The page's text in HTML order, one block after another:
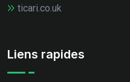
ticari.co.uk
Liens rapides